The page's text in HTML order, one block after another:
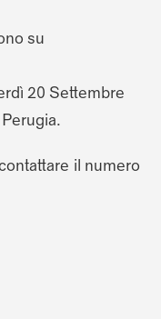
su
20 Settembre
il numero